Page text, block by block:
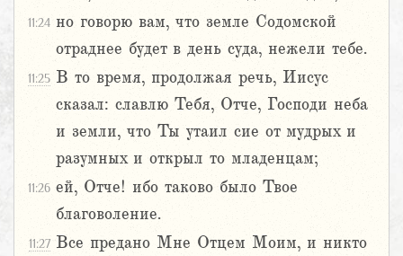
11:24 но говорю вам, что земле Содомской
отраднее будет в день суда, нежели тебе.
11:25 В то время, продолжая речь, Иисус
сказал: славлю Тебя, Отче, Господи неба
и земли, что Ты утаил сие от мудрых и
разумных и открыл то младенцам;
11:26 ей, Отче! ибо таково было Твое
благоволение.
11:27 Все предано Мне Отцем Моим, и никто